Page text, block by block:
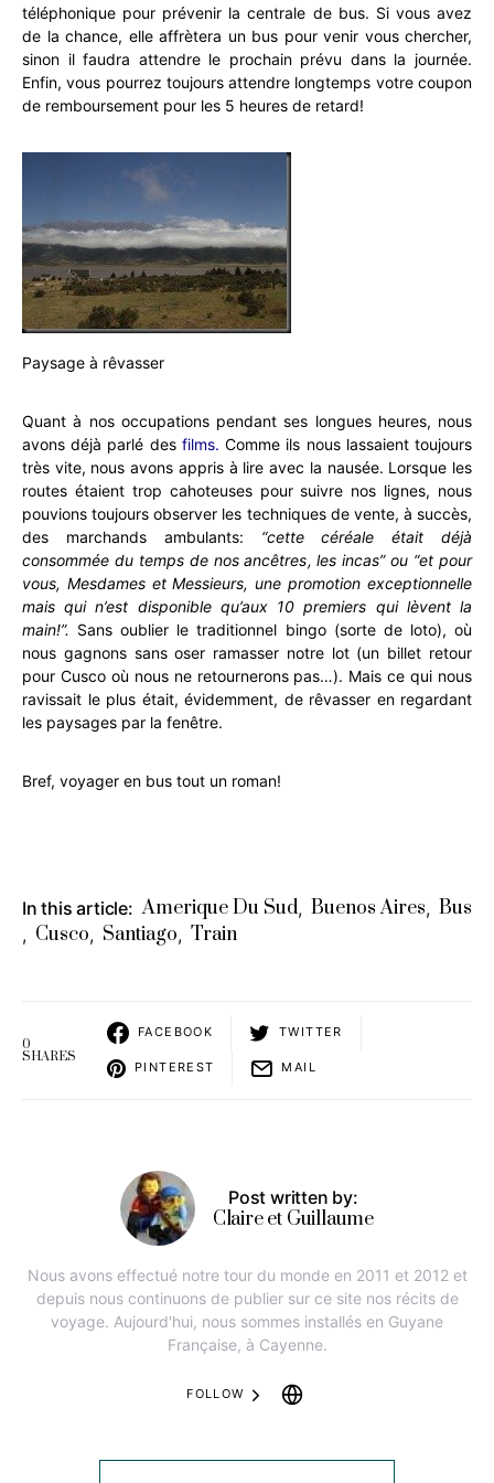
téléphonique pour prévenir la centrale de bus. Si vous avez
de la chance, elle affrètera un bus pour venir vous chercher,
sinon il faudra attendre le prochain prévu dans la journée.
Enfin, vous pourrez toujours attendre longtemps votre coupon
de remboursement pour les 5 heures de retard!
Paysage à rêvasser
Quant à nos occupations pendant ses longues heures, nous
avons déjà parlé desfilms. Comme ils nous lassaient toujours
très vite, nous avons appris à lire avec la nausée. Lorsque les
routes étaient trop cahoteuses pour suivre nos lignes, nous
pouvions toujours observer les techniques de vente, à succès,
des marchands ambulants: “cette céréale était déjà
consommée du temps de nos ancêtres, les incas” ou “et pour
vous, Mesdames et Messieurs, une promotion exceptionnelle
mais qui n’est disponible qu’aux 10 premiers qui lèvent la
main!”. Sans oublier le traditionnel bingo (sorte de loto), où
nous gagnons sans oser ramasser notre lot (un billet retour
pour Cusco où nous ne retournerons pas…). Mais ce qui nous
ravissait le plus était, évidemment, de rêvasser en regardant
les paysages par la fenêtre.
Bref, voyager en bus tout un roman!
In this article: Amerique Du Sud, Buenos Aires, Bus
, Cusco, Santiago, Train
0
SHARES
FACEBOOK TWITTER
PINTEREST MAIL
Post written by:
Claire et Guillaume
Nous avons effectué notre tour du monde en 2011 et 2012 et
depuis nous continuons de publier sur ce site nos récits de
voyage. Aujourd'hui, nous sommes installés en Guyane
Française, à Cayenne.
FOLLOW